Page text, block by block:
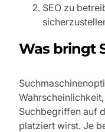
SEO zu
Was bringt
Suchbegriffen auf
platziert wirst. Je